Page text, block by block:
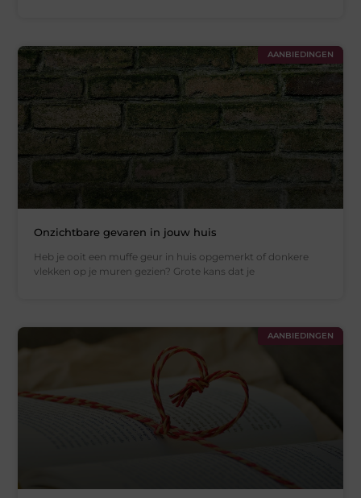
AANBIEDINGEN
Onzichtbare gevaren in jouw huis
Heb je ooit een muffe geur in huis opgemerkt of donkere
vlekken op je muren gezien? Grote kans dat je
AANBIEDINGEN